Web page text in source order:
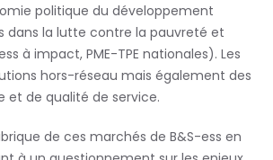
politique du développement
dans la lutte contre la pauvreté et
à impact, PME-TPE nationales). Les
hors-réseau mais également des
et de qualité de service.
de ces marchés de B&S-ess en